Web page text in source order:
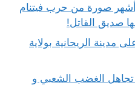
صورة من حرب فيتنام
صديق القاتل!
الريحانية بولاية
تجاهل الغضب الشعبي و